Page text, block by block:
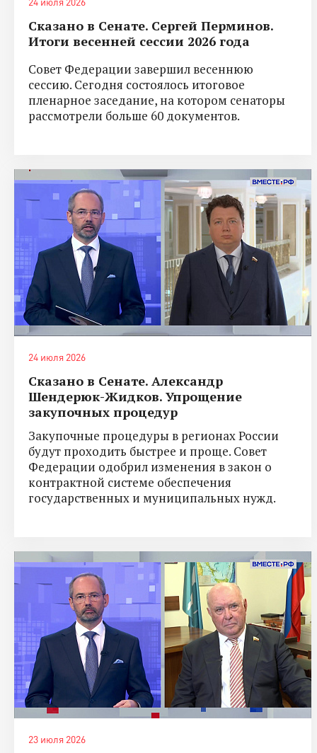
Сказано в Сенате. Сергей Перминов.
Итоги весенней сессии 2026 года
Совет Федерации завершил весеннюю
сессию. Сегодня состоялось итоговое
пленарное заседание, на котором сенаторы
рассмотрели больше 60 документов.
24 июля 2026
Сказано в Сенате. Александр
Шендерюк-Жидков. Упрощение
закупочных процедур
Закупочные процедуры в регионах России
будут проходить быстрее и проще. Совет
Федерации одобрил изменения в закон о
контрактной системе обеспечения
государственных и муниципальных нужд.
23 июля 2026